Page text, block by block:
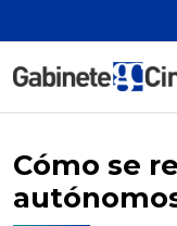
Cómo se